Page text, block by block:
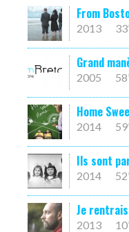
From
2013 33'
Grand
2005 58'
Home
2014 59'
Ils sont
2014 52'
Je rentrais
2013 10'